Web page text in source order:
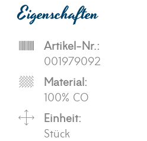
Eigenschaften
Artikel-Nr.:
001979092
Material:
100% CO
Einheit:
Stück